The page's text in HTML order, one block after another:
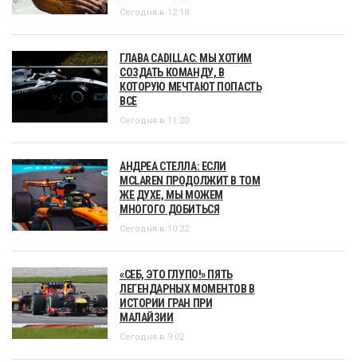
Сегодня в 12:18
ГЛАВА CADILLAC: МЫ ХОТИМ
СОЗДАТЬ КОМАНДУ, В
КОТОРУЮ МЕЧТАЮТ ПОПАСТЬ
ВСЕ
Сегодня в 11:20
АНДРЕА СТЕЛЛА: ЕСЛИ
MCLAREN ПРОДОЛЖИТ В ТОМ
ЖЕ ДУХЕ, МЫ МОЖЕМ
МНОГОГО ДОБИТЬСЯ
Сегодня в 10:22
«СЕБ, ЭТО ГЛУПО!» ПЯТЬ
ЛЕГЕНДАРНЫХ МОМЕНТОВ В
ИСТОРИИ ГРАН ПРИ
МАЛАЙЗИИ
Сегодня в 9:02